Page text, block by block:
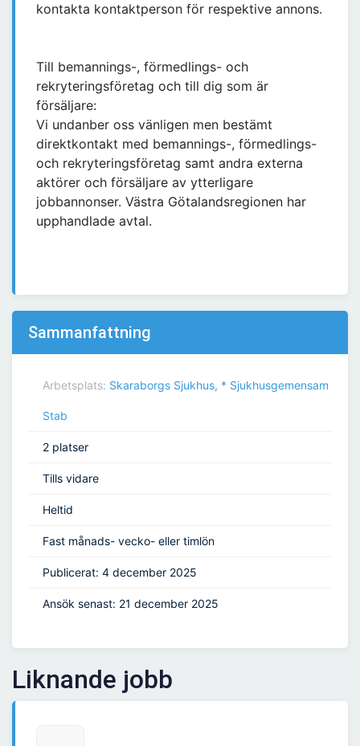
kontakta kontaktperson för respektive annons.
Till bemannings-, förmedlings- och
rekryteringsföretag och till dig som är
försäljare:
Vi undanber oss vänligen men bestämt
direktkontakt med bemannings-, förmedlings-
och rekryteringsföretag samt andra externa
aktörer och försäljare av ytterligare
jobbannonser. Västra Götalandsregionen har
upphandlade avtal.
Sammanfattning
Arbetsplats: Skaraborgs Sjukhus, * Sjukhusgemensam
Stab
2 platser
Tills vidare
Heltid
Fast månads- vecko- eller timlön
Publicerat: 4 december 2025
Ansök senast: 21 december 2025
Liknande jobb